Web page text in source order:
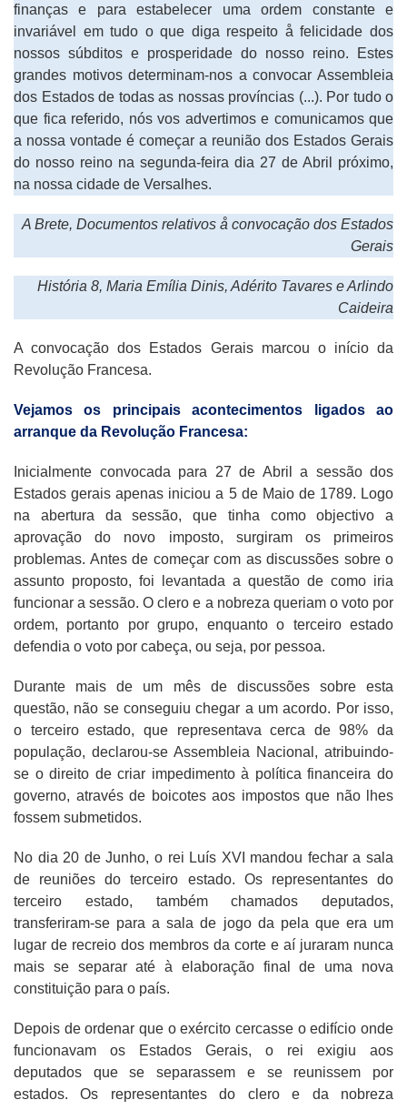
finanças e para estabelecer uma ordem constante e
invariável em tudo o que diga respeito å felicidade dos
nossos súbditos e prosperidade do nosso reino. Estes
grandes motivos determinam-nos a convocar Assembleia
dos Estados de todas as nossas províncias (...). Por tudo o
que fica referido, nós vos advertimos e comunicamos que
a nossa vontade é começar a reunião dos Estados Gerais
do nosso reino na segunda-feira dia 27 de Abril próximo,
na nossa cidade de Versalhes.
A Brete, Documentos relativos å convocação dos Estados
Gerais
História 8, Maria Emília Dinis, Adérito Tavares e Arlindo
Caideira
A convocação dos Estados Gerais marcou o início da
Revolução Francesa.
Vejamos os principais acontecimentos ligados ao
arranque da Revolução Francesa:
Inicialmente convocada para 27 de Abril a sessão dos
Estados gerais apenas iniciou a 5 de Maio de 1789. Logo
na abertura da sessão, que tinha como objectivo a
aprovação do novo imposto, surgiram os primeiros
problemas. Antes de começar com as discussões sobre o
assunto proposto, foi levantada a questão de como iria
funcionar a sessão. O clero e a nobreza queriam o voto por
ordem, portanto por grupo, enquanto o terceiro estado
defendia o voto por cabeça, ou seja, por pessoa.
Durante mais de um mês de discussões sobre esta
questão, não se conseguiu chegar a um acordo. Por isso,
o terceiro estado, que representava cerca de 98% da
população, declarou-se Assembleia Nacional, atribuindo-
se o direito de criar impedimento à política financeira do
governo, através de boicotes aos impostos que não lhes
fossem submetidos.
No dia 20 de Junho, o rei Luís XVI mandou fechar a sala
de reuniões do terceiro estado. Os representantes do
terceiro estado, também chamados deputados,
transferiram-se para a sala de jogo da pela que era um
lugar de recreio dos membros da corte e aí juraram nunca
mais se separar até à elaboração final de uma nova
constituição para o país.
Depois de ordenar que o exército cercasse o edifício onde
funcionavam os Estados Gerais, o rei exigiu aos
deputados que se separassem e se reunissem por
estados. Os representantes do clero e da nobreza